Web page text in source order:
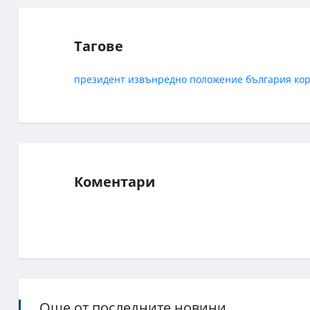
Тагове
президент извънредно положение българия
Коментари